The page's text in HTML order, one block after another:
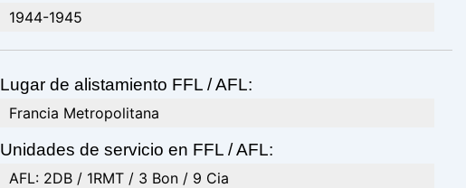
1944-1945
Lugar de alistamiento FFL / AFL:
Francia Metropolitana
Unidades de servicio en FFL / AFL:
AFL: 2DB / 1RMT / 3 Bon / 9 Cia